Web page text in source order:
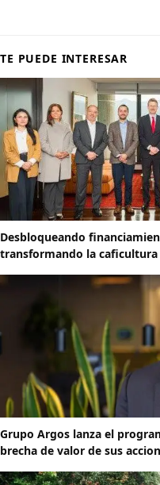
TE PUEDE INTERESAR
Desbloqueando
transformando la
Grupo Argos lanza el
brecha de valor de sus